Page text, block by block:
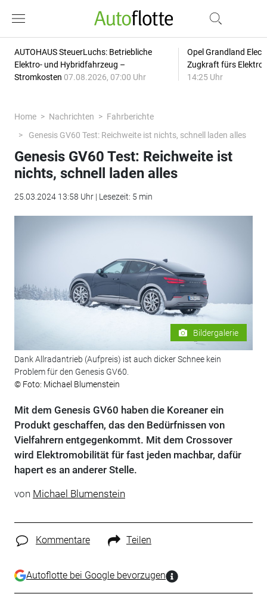
AUTOHAUS SteuerLuchs: Betriebliche
Elektro- und Hybridfahrzeug –
Stromkosten 07.08.2026, 07:00 Uhr
Opel Grandland
Zugkraft fürs
14:25 Uhr
Home Nachrichten
Fahrberichte
Genesis GV60 Test: Reichweite ist nichts, schnell laden alles
Genesis GV60 Test: Reichweite ist
nichts, schnell laden alles
25.03.2024 13:58 Uhr | Lesezeit: 5 min
Bildergalerie
Dank Allradantrieb (Aufpreis) ist auch dicker Schnee kein
Problem für den Genesis GV60.
© Foto: Michael Blumenstein
Mit dem Genesis GV60 haben die Koreaner ein
Produkt geschaffen, das den Bedürfnissen von
Vielfahrern entgegenkommt. Mit dem Crossover
wird Elektromobilität für fast jeden machbar, dafür
hapert es an anderer Stelle.
von Michael Blumenstein
Kommentare Teilen
Autoflotte bei Google bevorzugen